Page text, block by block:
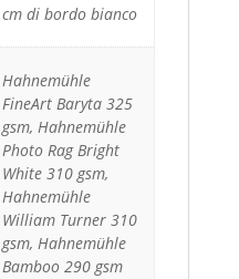
cm di bordo bianco
Hahnemühle
FineArt Baryta 325
gsm, Hahnemühle
Photo Rag Bright
White 310 gsm,
Hahnemühle
William Turner 310
gsm, Hahnemühle
Bamboo 290 gsm